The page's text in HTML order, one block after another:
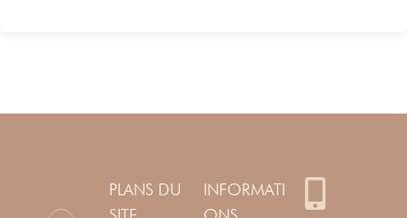
PLANS DU
INFORMATI